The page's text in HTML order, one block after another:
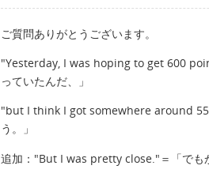
ご質問ありがとうございます。
"Yesterday, I was hoping to get 600
っていたんだ、」
"but I think I got somewhere around
う。」
追加："But I was pretty close."＝「でも